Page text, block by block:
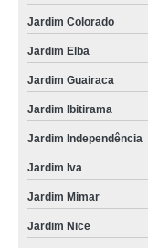
queijomatic 500 litros
fornecedor de queijomatic
preço de queijomatic
fornecedor de
queijomatic 5000 litros
Jardim Colorado
Jardim Elba
Jardim Guairaca
Jardim Ibitirama
Jardim Independência
Jardim Iva
Jardim Mimar
Jardim Nice